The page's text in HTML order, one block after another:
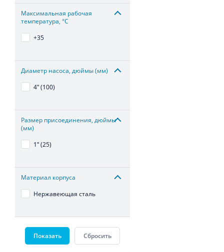
Максимальная рабочая
температура, °С
+35
Диаметр насоса, дюймы (мм)
4ʺ (100)
Размер присоединения, дюймы
(мм)
1ʺ (25)
Материал корпуса
Нержавеющая сталь
Показать Сбросить